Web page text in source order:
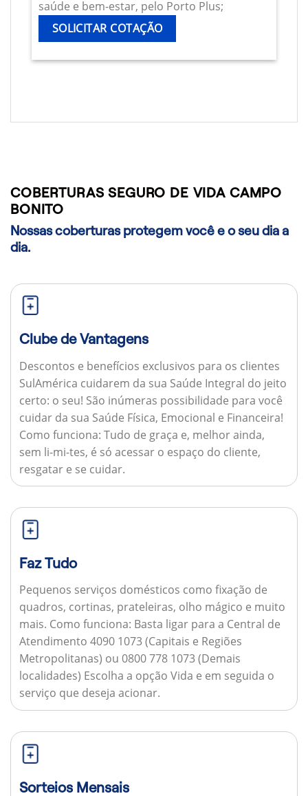
saúde e bem-estar, pelo Porto Plus;
SOLICITAR COTAÇÃO
COBERTURAS SEGURO DE VIDA CAMPO
BONITO
Nossas coberturas protegem você e o seu dia a
dia.
Clube de Vantagens
Descontos e benefícios exclusivos para os clientes
SulAmérica cuidarem da sua Saúde Integral do jeito
certo: o seu! São inúmeras possibilidade para você
cuidar da sua Saúde Física, Emocional e Financeira!
Como funciona: Tudo de graça e, melhor ainda,
sem li-mi-tes, é só acessar o espaço do cliente,
resgatar e se cuidar.
Faz Tudo
Pequenos serviços domésticos como fixação de
quadros, cortinas, prateleiras, olho mágico e muito
mais. Como funciona: Basta ligar para a Central de
Atendimento 4090 1073 (Capitais e Regiões
Metropolitanas) ou 0800 778 1073 (Demais
localidades) Escolha a opção Vida e em seguida o
serviço que deseja acionar.
Sorteios Mensais